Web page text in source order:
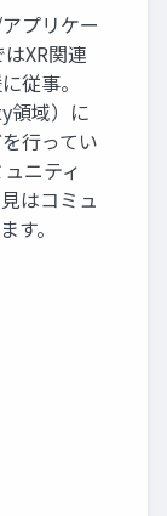
プリケー
XR関連
従事。
領域）に
行ってい
ニティ
はコミュ
す。